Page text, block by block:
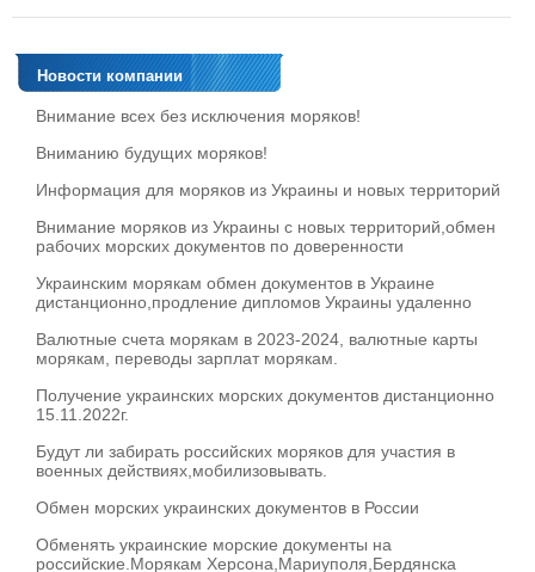
Новости компании
Внимание всех без исключения моряков!
Вниманию будущих моряков!
Информация для моряков из Украины и новых территорий
Внимание моряков из Украины с новых территорий,обмен
рабочих морских документов по доверенности
Украинским морякам обмен документов в Украине
дистанционно,продление дипломов Украины удаленно
Валютные счета морякам в 2023-2024, валютные карты
морякам, переводы зарплат морякам.
Получение украинских морских документов дистанционно
15.11.2022г.
Будут ли забирать российских моряков для участия в
военных действиях,мобилизовывать.
Обмен морских украинских документов в России
Обменять украинские морские документы на
российские.Морякам Херсона,Мариуполя,Бердянска